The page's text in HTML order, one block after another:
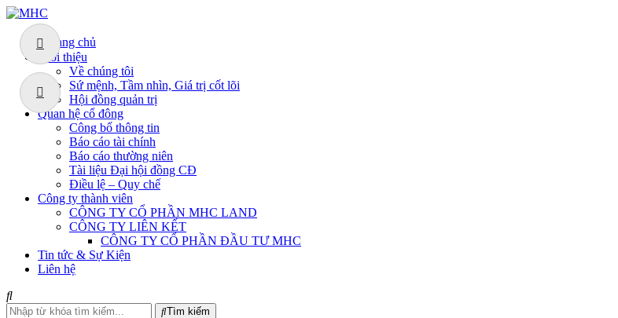
Trang chủ
Giới thiệu
Về chúng tôi
Sứ mệnh, Tầm nhìn, Giá trị cốt lõi
Hội đồng quản trị
Quan hệ cổ đông
Công bố thông tin
Báo cáo tài chính
Báo cáo thường niên
Tài liệu Đại hội đồng CĐ
Điều lệ – Quy chế
Công ty thành viên
CÔNG TY CỔ PHẦN MHC LAND
CÔNG TY LIÊN KẾT
CÔNG TY CỔ PHẦN ĐẦU TƯ MHC
Tin tức & Sự Kiện
Liên hệ
Tìm kiếm